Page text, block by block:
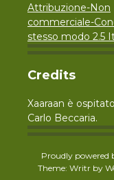
Attribuzione-Non
commerciale-
stesso modo 2.5
Credits
Xaaraan è
Carlo Beccaria.
Proudly powered
Theme: Writr by